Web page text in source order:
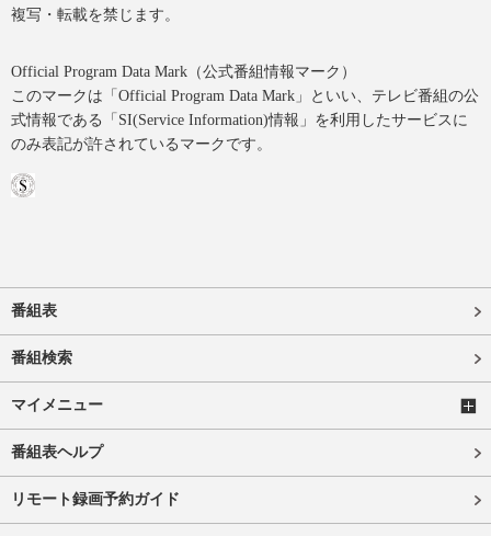
複写・転載を禁じます。
Official Program Data Mark（公式番組情報マーク）
このマークは「Official Program Data Mark」といい、テレビ番組の公
式情報である「SI(Service Information)情報」を利用したサービスに
のみ表記が許されているマークです。
番組表
番組検索
マイメニュー
番組表ヘルプ
リモート録画予約ガイド